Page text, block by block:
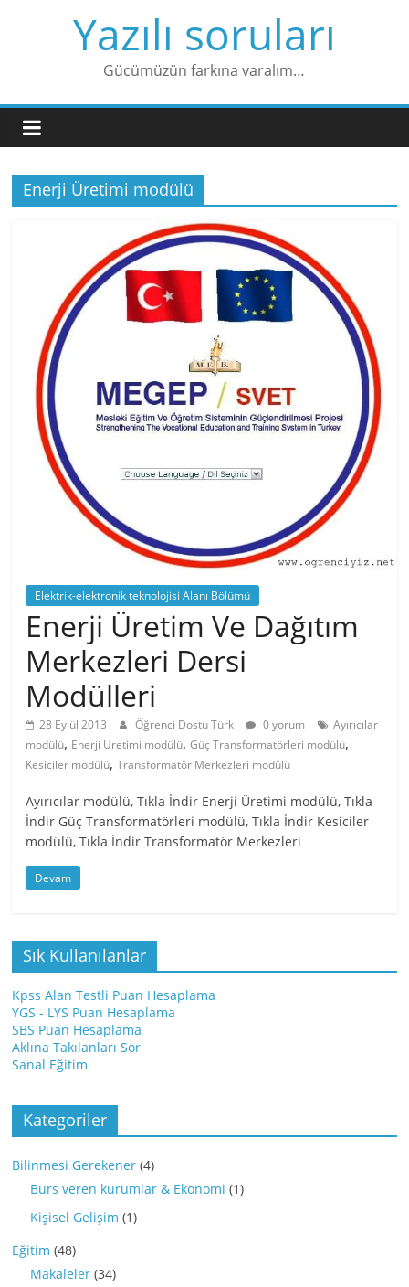
Yazılı soruları
Gücümüzün farkına varalım…
Enerji Üretimi modülü
Elektrik-elektronik teknolojisi Alanı Bölümü
Enerji Üretim Ve Dağıtım
Merkezleri Dersi
Modülleri
28 Eylül 2013 Öğrenci Dostu Türk 0 yorum
Ayırıcılar
modülü, Enerji Üretimi modülü,Güç Transformatörleri modülü,
Kesiciler modülü,Transformatör Merkezleri modülü
Ayırıcılar modülü, Tıkla İndir Enerji Üretimi modülü, Tıkla
İndir Güç Transformatörleri modülü, Tıkla İndir Kesiciler
modülü, Tıkla İndir Transformatör Merkezleri
Devam
Sık Kullanılanlar
Kpss Alan Testli Puan Hesaplama
YGS - LYS Puan Hesaplama
SBS Puan Hesaplama
Aklına Takılanları Sor
Sanal Eğitim
Kategoriler
Bilinmesi Gerekener (4)
Burs veren kurumlar & Ekonomi (1)
Kişisel Gelişim (1)
Eğitim (48)
Makaleler (34)